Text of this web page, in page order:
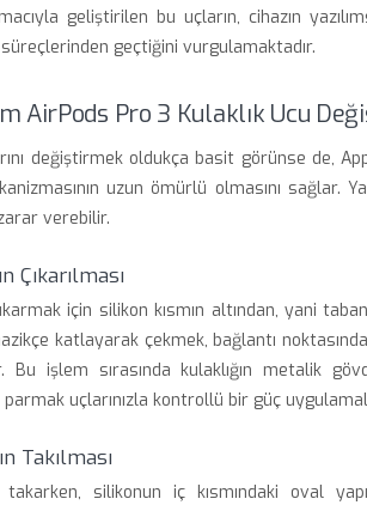
geliştirilen bu uçların, cihazın
geçtiğini vurgulamaktadır.
AirPods Pro 3 Kulaklık Ucu
değiştirmek oldukça basit görünse de,
uzun ömürlü olmasını sağlar.
verebilir.
Çıkarılması
için silikon kısmın altından, yani
katlayarak çekmek, bağlantı
Bu işlem sırasında kulaklığın metalik
parmak uçlarınızla kontrollü bir güç
Takılması
silikonun iç kısmındaki oval